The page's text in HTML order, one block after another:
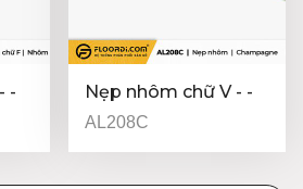
Nẹp nhôm chữ V - -
Champagne -
AL208C